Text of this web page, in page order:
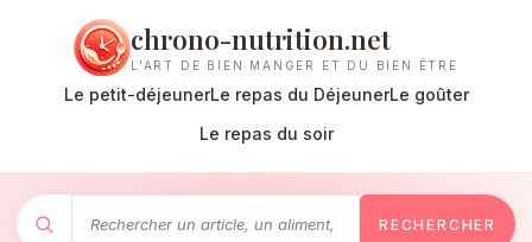
chrono-nutrition.net
L'ART DE BIEN MANGER ET DU BIEN ÊTRE
Le petit-déjeunerLe repas du DéjeunerLe goûter
Le repas du soir
RECHERCHER